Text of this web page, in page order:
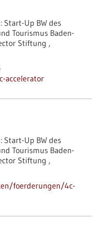
Start-Up BW des
Tourismus Baden-
Stiftung ,
accelerator
Start-Up BW des
Tourismus Baden-
Stiftung ,
foerderungen/4c-